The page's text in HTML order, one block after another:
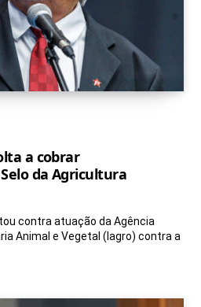
a cobrar
da Agricultura
contra atuação da Agência
Animal e Vegetal (Iagro) contra a